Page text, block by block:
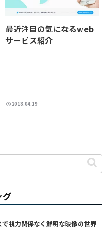
最近注目の気になるweb
サービス紹介
2018.04.19
グ
視力関係なく鮮明な映像の世界